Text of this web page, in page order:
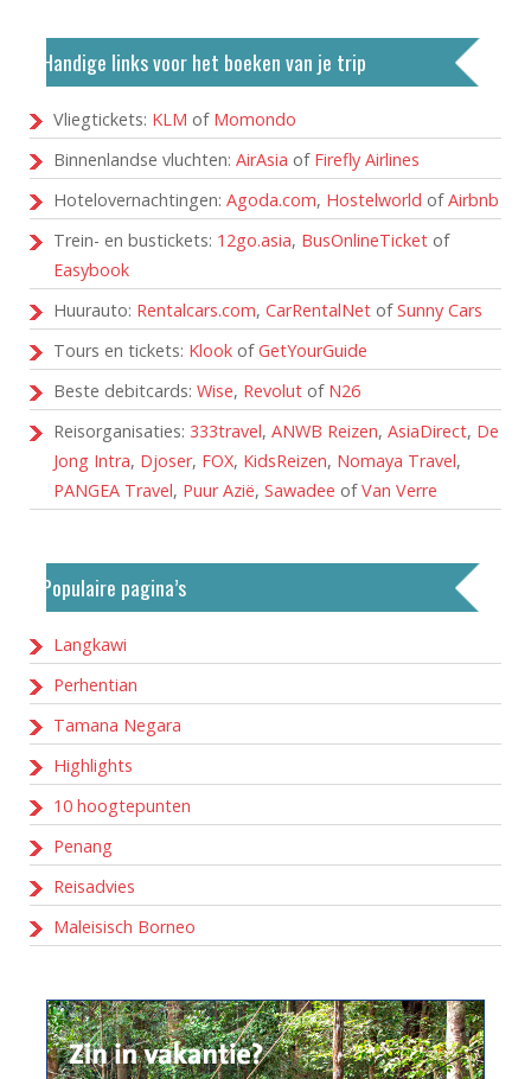
Handige links voor het boeken van je trip
Vliegtickets: KLM of Momondo
Binnenlandse vluchten: AirAsia of Firefly Airlines
Hotelovernachtingen: Agoda.com, Hostelworld ofAirbnb
Trein- en bustickets: 12go.asia, BusOnlineTicket of
Easybook
Huurauto: Rentalcars.com, CarRentalNet ofSunny Cars
Tours en tickets: Klook ofGetYourGuide
Beste debitcards: Wise, Revolut of N26
Reisorganisaties: 333travel, ANWB Reizen, AsiaDirect, De
Jong Intra, Djoser, FOX, KidsReizen, Nomaya Travel,
PANGEA Travel, Puur Azië, Sawadee ofVan Verre
Populaire pagina’s
Langkawi
Perhentian
Tamana Negara
Highlights
10 hoogtepunten
Penang
Reisadvies
Maleisisch Borneo